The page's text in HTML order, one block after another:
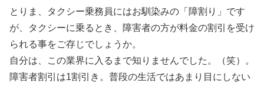
とりま、タクシー乗務員にはお馴染みの「障割り」です
が、タクシーに乗るとき、障害者の方が料金の割引を受け
られる事をご存じでしょうか。
自分は、この業界に入るまで知りませんでした。（笑）。
障害者割引は1割引き。普段の生活ではあまり目にしない